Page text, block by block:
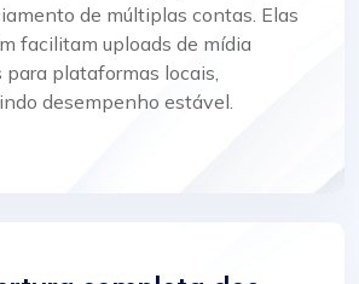
de múltiplas contas. Elas
facilitam uploads de mídia
para plataformas locais,
desempenho estável.